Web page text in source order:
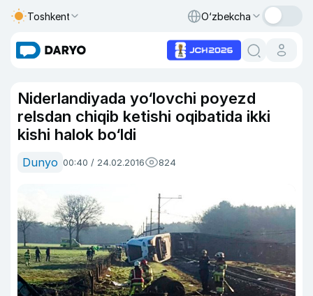
Toshkent O‘zbekcha
Niderlandiyada yo‘lovchi poyezd
relsdan chiqib ketishi oqibatida ikki
kishi halok bo‘ldi
Dunyo 00:40 / 24.02.2016 824